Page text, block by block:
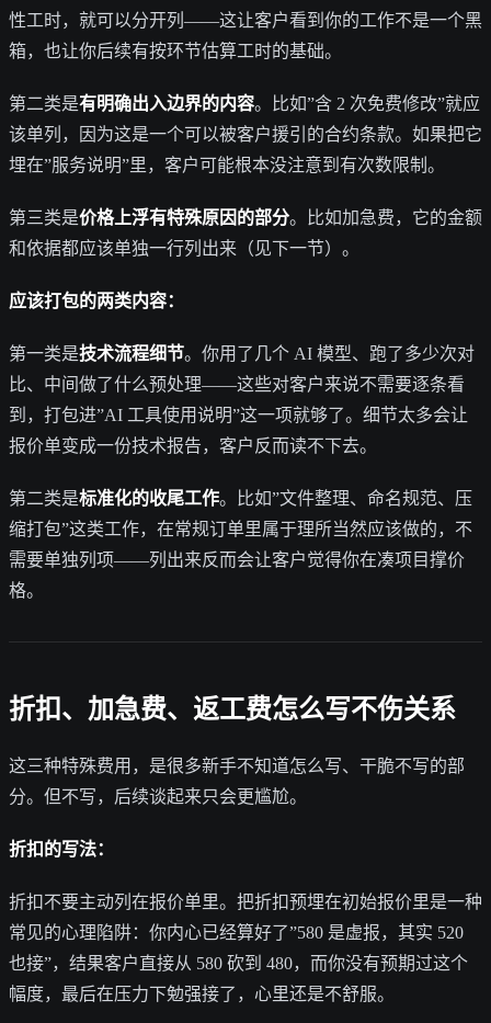
性工时，就可以分开列——这让客户看到你的工作不是一个黑
箱，也让你后续有按环节估算工时的基础。
第二类是有明确出入边界的内容。比如”含 2 次免费修改”就应
该单列，因为这是一个可以被客户援引的合约条款。如果把它
埋在”服务说明”里，客户可能根本没注意到有次数限制。
第三类是价格上浮有特殊原因的部分。比如加急费，它的金额
和依据都应该单独一行列出来（见下一节）。
应该打包的两类内容：
第一类是技术流程细节。你用了几个 AI 模型、跑了多少次对
比、中间做了什么预处理——这些对客户来说不需要逐条看
到，打包进”AI 工具使用说明”这一项就够了。细节太多会让
报价单变成一份技术报告，客户反而读不下去。
第二类是标准化的收尾工作。比如”文件整理、命名规范、压
缩打包”这类工作，在常规订单里属于理所当然应该做的，不
需要单独列项——列出来反而会让客户觉得你在凑项目撑价
格。
折扣、加急费、返工费怎么写不伤关系
这三种特殊费用，是很多新手不知道怎么写、干脆不写的部
分。但不写，后续谈起来只会更尴尬。
折扣的写法：
折扣不要主动列在报价单里。把折扣预埋在初始报价里是一种
常见的心理陷阱：你内心已经算好了”580 是虚报，其实 520
也接”，结果客户直接从 580 砍到 480，而你没有预期过这个
幅度，最后在压力下勉强接了，心里还是不舒服。